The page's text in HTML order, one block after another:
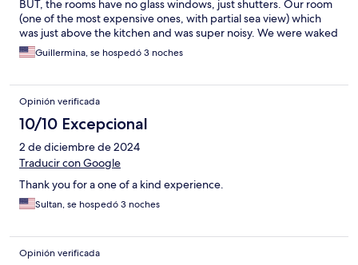
BUT, the rooms have no glass windows, just shutters. Our room
(one of the most expensive ones, with partial sea view) which
was just above the kitchen and was super noisy. We were waked
up every morning by the sound of dishes and cutlery. We found
ear plugs on our room, but for the category of this hotel and the
Guillermina, se hospedó 3 noches
Opinión verificada
10/10 Excepcional
2 de diciembre de 2024
Traducir con Google
Thank you for a one of a kind experience.
Sultan, se hospedó 3 noches
Opinión verificada